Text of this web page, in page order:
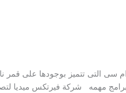
سى التى تتميز بوجودها على قمر
مهمه شركة فيرتكس ميديا